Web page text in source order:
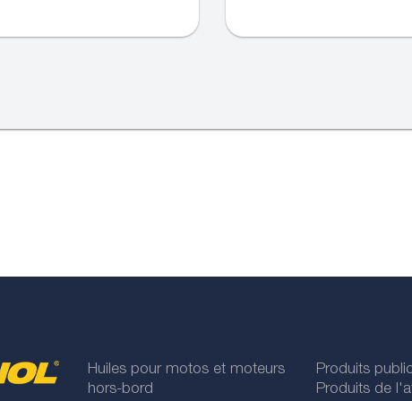
Huiles pour motos et moteurs
hors-bord
Produits
Produits de